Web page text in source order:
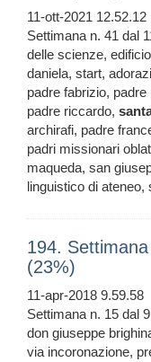
11-ott-2021 12.52.12
Settimana n. 41 dal
delle scienze,
daniela, start,
padre fabrizio,
padre riccardo,
archirafi, padre
padri missionari
maqueda, san
linguistico di ateneo,
194.
(23%)
11-apr-2018 9.59.58
Settimana n. 15 dal
don giuseppe
via incoronazione,